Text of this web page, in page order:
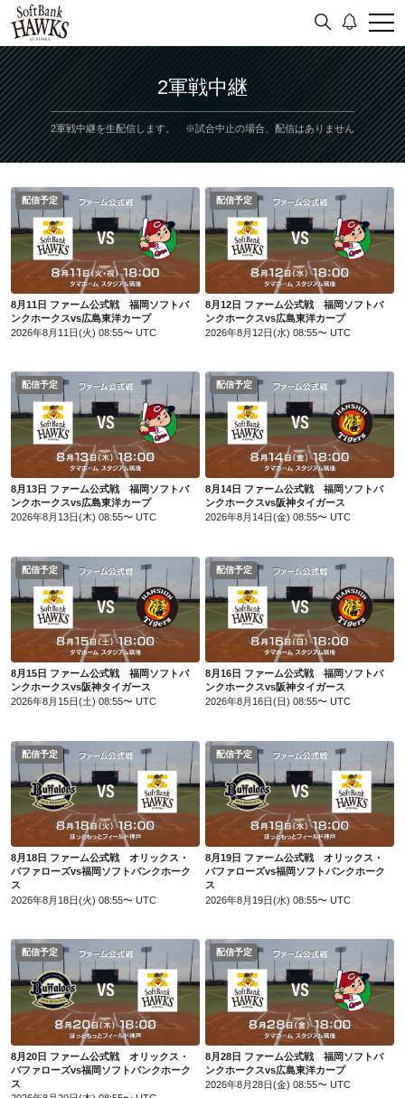
2軍戦中継
2軍戦中継を生配信します。 ※試合中止の場合、配信はありません
配信予定
8月11日 ファーム公式戦 福岡ソフトバンクホークスvs広島東洋カープ
8月11日 ファーム公式戦 福岡ソフトバ
ンクホークスvs広島東洋カープ
2026年8月11日(火) 08:55〜 UTC
配信予定
8月12日 ファーム公式戦 福岡ソフトバンクホークスvs広島東洋カープ
8月12日 ファーム公式戦 福岡ソフトバ
ンクホークスvs広島東洋カープ
2026年8月12日(水) 08:55〜 UTC
配信予定
8月13日 ファーム公式戦 福岡ソフトバンクホークスvs広島東洋カープ
8月13日 ファーム公式戦 福岡ソフトバ
ンクホークスvs広島東洋カープ
2026年8月13日(木) 08:55〜 UTC
配信予定
8月14日 ファーム公式戦 福岡ソフトバンクホークスvs阪神タイガース
8月14日 ファーム公式戦 福岡ソフトバ
ンクホークスvs阪神タイガース
2026年8月14日(金) 08:55〜 UTC
配信予定
8月15日 ファーム公式戦 福岡ソフトバンクホークスvs阪神タイガース
8月15日 ファーム公式戦 福岡ソフトバ
ンクホークスvs阪神タイガース
2026年8月15日(土) 08:55〜 UTC
配信予定
8月16日 ファーム公式戦 福岡ソフトバンクホークスvs阪神タイガース
8月16日 ファーム公式戦 福岡ソフトバ
ンクホークスvs阪神タイガース
2026年8月16日(日) 08:55〜 UTC
配信予定
8月18日 ファーム公式戦 オリックス・バファローズvs福岡ソフトバンクホークス
8月18日 ファーム公式戦 オリックス・
バファローズvs福岡ソフトバンクホーク
ス
2026年8月18日(火) 08:55〜 UTC
配信予定
8月19日 ファーム公式戦 オリックス・バファローズvs福岡ソフトバンクホークス
8月19日 ファーム公式戦 オリックス・
バファローズvs福岡ソフトバンクホーク
ス
2026年8月19日(水) 08:55〜 UTC
配信予定
8月20日 ファーム公式戦 オリックス・バファローズvs福岡ソフトバンクホークス
8月20日 ファーム公式戦 オリックス・
バファローズvs福岡ソフトバンクホーク
ス
配信予定
8月28日 ファーム公式戦 福岡ソフトバンクホークスvs広島東洋カープ
8月28日 ファーム公式戦 福岡ソフトバ
ンクホークスvs広島東洋カープ
2026年8月28日(金) 08:55〜 UTC